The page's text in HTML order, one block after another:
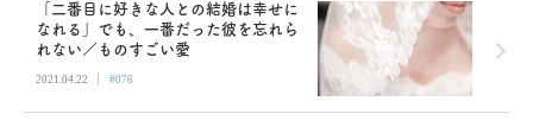
「二番目に好きな人との結婚は幸せに
なれる」でも、一番だった彼を忘れら
れない／ものすごい愛
2021.04.22 | #076